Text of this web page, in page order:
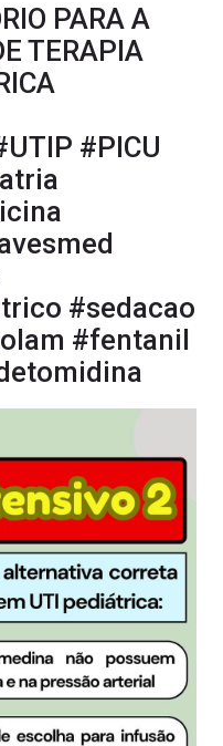
PARA A
TERAPIA
#PICU
#sedacao
#fentanil